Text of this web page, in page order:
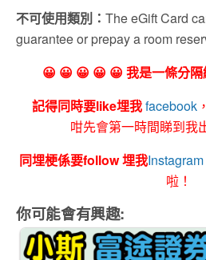
不可使用類別： The eGift Card
guarantee or prepay a room
😀 😀 😀 😀 😀 我是一條分
記得同時要like埋我facebook
咁先會第一時間睇到我
同埋梗係要follow 埋我Instagram
啦！
你可能會有興趣: